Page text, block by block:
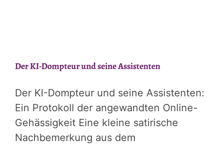
Der KI-Dompteur und seine Assistenten
Der KI-Dompteur und seine Assistenten:
Ein Protokoll der angewandten Online-
Gehässigkeit Eine kleine satirische
Nachbemerkung aus dem